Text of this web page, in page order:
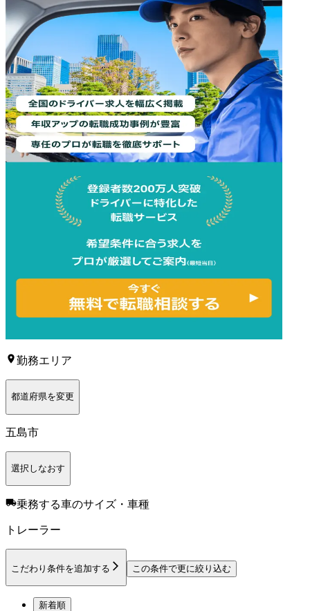
勤務エリア
都道府県を変更
五島市
選択しなおす
乗務する車のサイズ・車種
トレーラー
こだわり条件を追加する この条件で更に絞り込む
新着順